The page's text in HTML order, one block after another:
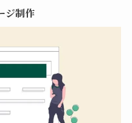
ジ制作